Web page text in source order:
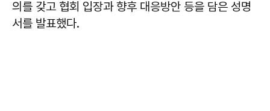
의를 갖고 협회 입장과 향후 대응방안 등을 담은 성명
서를 발표했다.